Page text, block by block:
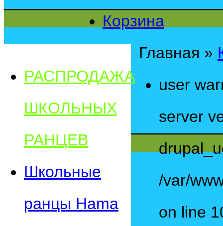
Корзина
РАСПРОДАЖА
ШКОЛЬНЫХ
РАНЦЕВ
Школьные
ранцы Hama
Главная »
user
server
/var/
on line